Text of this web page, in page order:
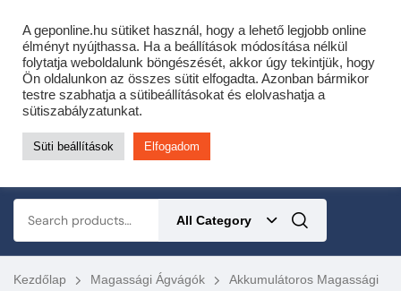
Cofidis expressz online áruhitel 0 % THM-el 10 hónapra!
Most minden akciós HQ láncfűrészhez ajándékba adunk egy fűrészláncot!
Részletek ide kattintva!
KERTÉSZETI – ERDÉSZETI – ÉPÍTŐIPARI GÉP WEBSHOP
All Category
Kezdőlap Magassági Ágvágók
Akkumulátoros Magassági
A geponline.hu sütiket használ, hogy a lehető legjobb online
élményt nyújthassa. Ha a beállítások módosítása nélkül
folytatja weboldalunk böngészését, akkor úgy tekintjük, hogy
Ön oldalunkon az összes sütit elfogadta. Azonban bármikor
testre szabhatja a sütibeállításokat és elolvashatja a
sütiszabályzatunkat.
Süti beállítások Elfogadom